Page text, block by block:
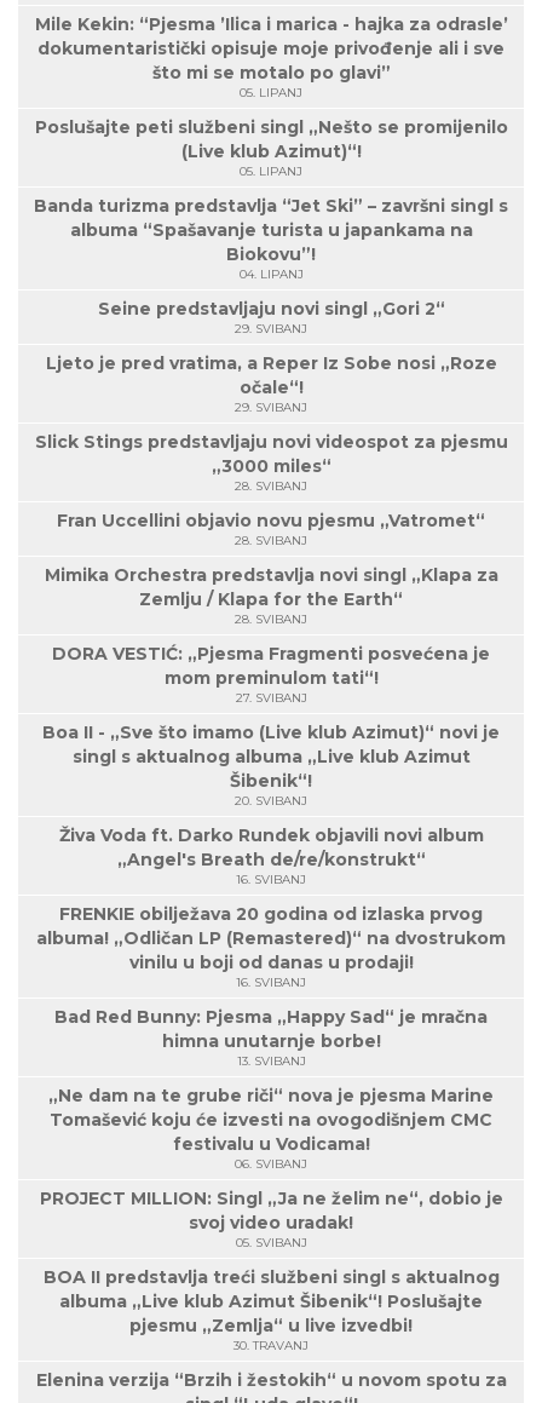
Mile Kekin: “Pjesma ’Ilica i marica - hajka za odrasle’
dokumentaristički opisuje moje privođenje ali i sve
što mi se motalo po glavi”
05. LIPANJ
Poslušajte peti službeni singl „Nešto se promijenilo
(Live klub Azimut)“!
05. LIPANJ
Banda turizma predstavlja “Jet Ski” – završni singl s
albuma “Spašavanje turista u japankama na
Biokovu”!
04. LIPANJ
Seine predstavljaju novi singl „Gori 2“
29. SVIBANJ
Ljeto je pred vratima, a Reper Iz Sobe nosi „Roze
očale“!
29. SVIBANJ
Slick Stings predstavljaju novi videospot za pjesmu
„3000 miles“
28. SVIBANJ
Fran Uccellini objavio novu pjesmu „Vatromet“
28. SVIBANJ
Mimika Orchestra predstavlja novi singl „Klapa za
Zemlju / Klapa for the Earth“
28. SVIBANJ
DORA VESTIĆ: „Pjesma Fragmenti posvećena je
mom preminulom tati“!
27. SVIBANJ
Boa II - „Sve što imamo (Live klub Azimut)“ novi je
singl s aktualnog albuma „Live klub Azimut
Šibenik“!
20. SVIBANJ
Živa Voda ft. Darko Rundek objavili novi album
„Angel's Breath de/re/konstrukt“
16. SVIBANJ
FRENKIE obilježava 20 godina od izlaska prvog
albuma! „Odličan LP (Remastered)“ na dvostrukom
vinilu u boji od danas u prodaji!
16. SVIBANJ
Bad Red Bunny: Pjesma „Happy Sad“ je mračna
himna unutarnje borbe!
13. SVIBANJ
„Ne dam na te grube riči“ nova je pjesma Marine
Tomašević koju će izvesti na ovogodišnjem CMC
festivalu u Vodicama!
06. SVIBANJ
PROJECT MILLION: Singl „Ja ne želim ne“, dobio je
svoj video uradak!
05. SVIBANJ
BOA II predstavlja treći službeni singl s aktualnog
albuma „Live klub Azimut Šibenik“! Poslušajte
pjesmu „Zemlja“ u live izvedbi!
30. TRAVANJ
Elenina verzija “Brzih i žestokih“ u novom spotu za